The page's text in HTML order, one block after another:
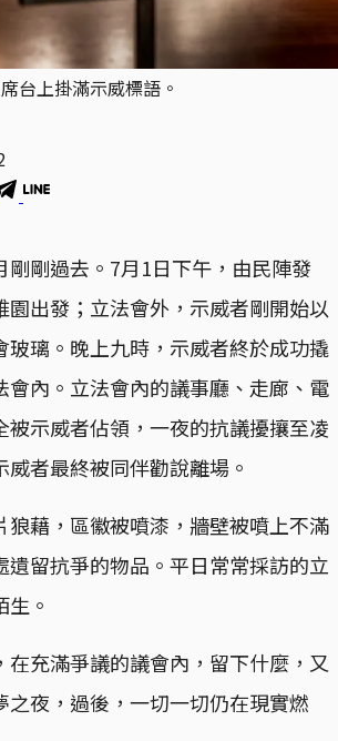
台上掛滿示威標語。
剛剛過去。7月1日下午，由民陣發
園出發；立法會外，示威者剛開始以
玻璃。晚上九時，示威者終於成功撬
會內。立法會內的議事廳、走廊、電
被示威者佔領，一夜的抗議擾攘至凌
者最終被同伴勸說離場。
狼藉，區徽被噴漆，牆壁被噴上不滿
遺留抗爭的物品。平日常常採訪的立
。
在充滿爭議的議會內，留下什麼，又
之夜，過後，一切一切仍在現實燃